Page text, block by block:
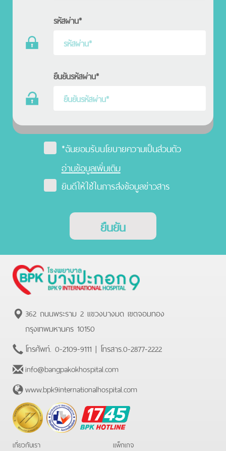
รหัสผ่าน*
ยืนยันรหัสผ่าน*
*ฉันยอมรับนโยบายความเป็นส่วนตัว
อ่านข้อมูลเพิ่มเติม
ยินดีให้ใช้ในการส่งข้อมูลข่าวสาร
ยืนยัน
362 ถนนพระราม 2 แขวงบางมด เขตจอมทอง
กรุงเทพมหานคร 10150
โทรศัพท์. 0-2109-9111 | โทรสาร.0-2877-2222
info@bangpakokhospital.com
www.bpk9internationalhospital.com
BPK
Hotline
เกี่ยวกับเรา
แพ็กเกจ